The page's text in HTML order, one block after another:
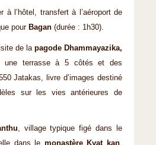
à l’hôtel, transfert à l’aéroport de
pour Bagan (durée : 1h30).
de la pagode Dhammayazika,
une terrasse à 5 côtés et des
Jatakas, livre d’images destiné
sur les vies antérieures de
, village typique figé dans le
dans le monastère Kyat kan,